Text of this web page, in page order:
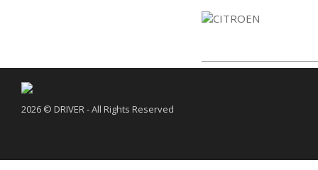
2026 © DRIVER - All Rights Reserved